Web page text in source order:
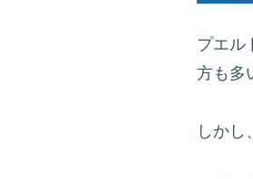
プエル
方も多
しか